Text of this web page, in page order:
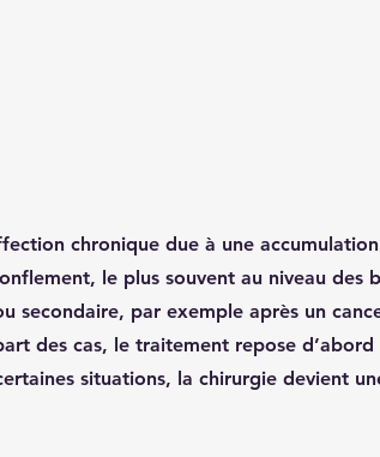
chronique due à une
le plus souvent au niveau des
secondaire, par exemple après un
des cas, le traitement repose d’abord
situations, la chirurgie devient